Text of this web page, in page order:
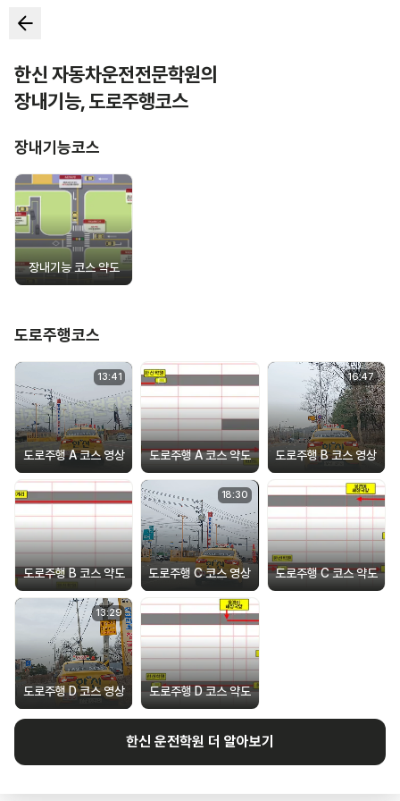
한신 자동차운전전문학원의
장내기능,도로주행코스
장내기능코스
장내기능 코스 약도
도로주행코스
13:41
도로주행 A 코스 영상 도로주행 A 코스 약도
16:47
도로주행 B 코스 영상
도로주행 B 코스 약도
18:30
도로주행 C 코스 영상 도로주행 C 코스 약도
13:29
도로주행 D 코스 영상 도로주행 D 코스 약도
한신 운전학원 더 알아보기